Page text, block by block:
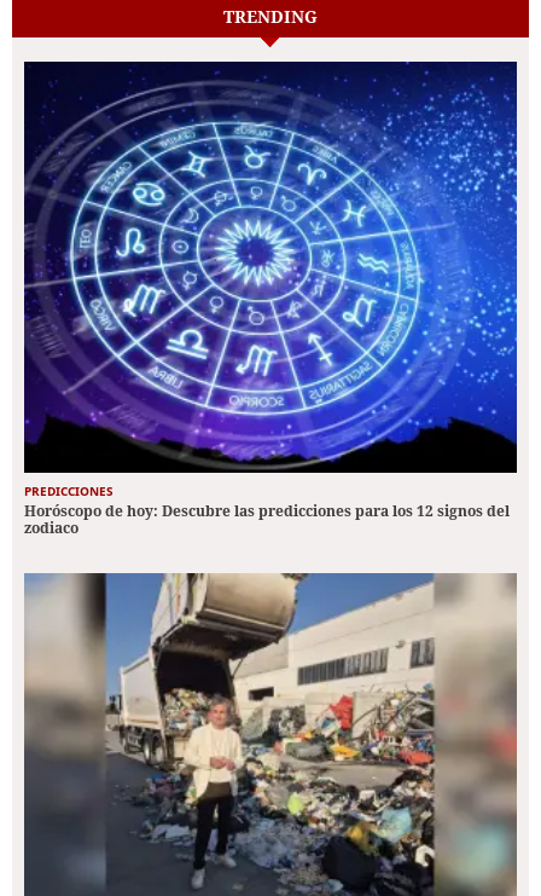
TRENDING
PREDICCIONES
Horóscopo de hoy: Descubre las predicciones para los 12 signos del
zodiaco